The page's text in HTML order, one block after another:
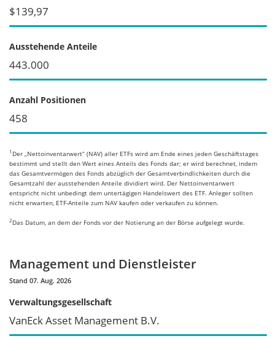
$139,97
Ausstehende Anteile
443.000
Anzahl Positionen
458
1 Der „Nettoinventarwert“ (NAV) aller ETFs wird am Ende eines jeden Geschäftstages
bestimmt und stellt den Wert eines Anteils des Fonds dar; er wird berechnet, indem
das Gesamtvermögen des Fonds abzüglich der Gesamtverbindlichkeiten durch die
Gesamtzahl der ausstehenden Anteile dividiert wird. Der Nettoinventarwert
entspricht nicht unbedingt dem untertägigen Handelswert des ETF. Anleger sollten
nicht erwarten, ETF-Anteile zum NAV kaufen oder verkaufen zu können.
2 Das Datum, an dem der Fonds vor der Notierung an der Börse aufgelegt wurde.
Management und Dienstleister
Stand 07. Aug. 2026
Verwaltungsgesellschaft
VanEck Asset Management B.V.